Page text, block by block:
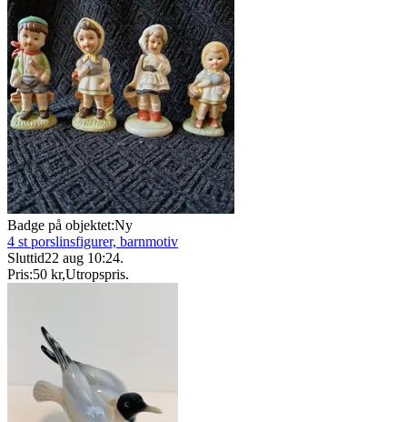
Badge på objektet:Ny
4 st porslinsfigurer, barnmotiv
Sluttid22 aug 10:24.
Pris:50 kr,Utropspris.